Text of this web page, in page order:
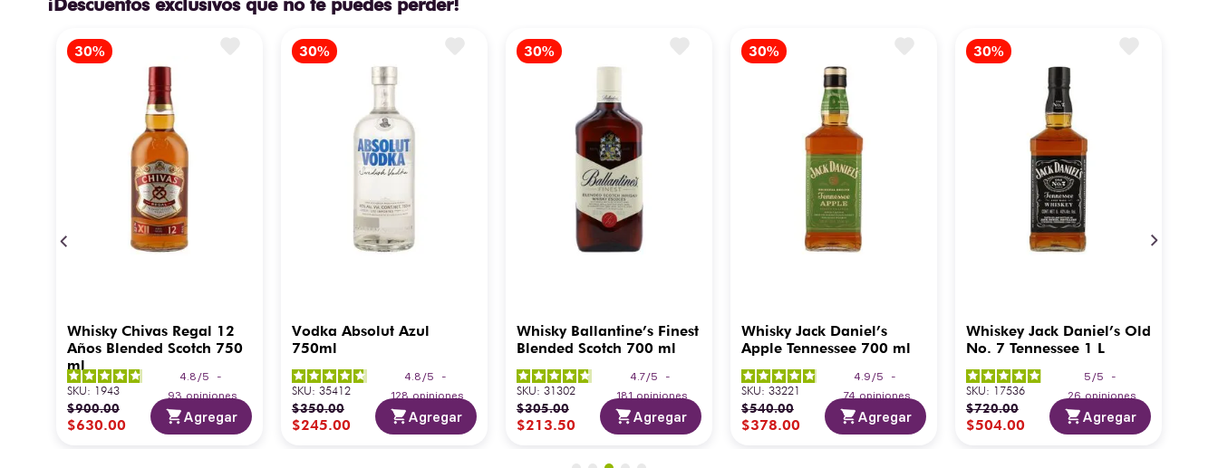
¡Descuentos exclusivos que no te puedes perder!
Whisky Chivas Regal 12
Años Blended Scotch 750
ml
4.8 /5
-
93 opiniones
SKU: 1943
$900.00
$630.00 Agregar
Vodka Absolut Azul
750ml
4.8 /5
-
128 opiniones
SKU: 35412
$350.00
$245.00 Agregar
Whisky Ballantine’s Finest
Blended Scotch 700 ml
4.7/5
-
181 opiniones
SKU: 31302
$305.00
$213.50 Agregar
Whisky Jack Daniel’s
Apple Tennessee 700 ml
4.9 /5
-
74 opiniones
SKU: 33221
$540.00
$378.00 Agregar
Whiskey Jack Daniel’s Old
No. 7 Tennessee 1 L
5 /5
-
26 opiniones
SKU: 17536
$720.00
$504.00 Agregar